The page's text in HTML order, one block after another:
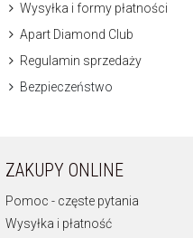
Wysyłka i formy płatności
Apart Diamond Club
Regulamin sprzedaży
Bezpieczeństwo
ZAKUPY ONLINE
Pomoc - częste pytania
Wysyłka i płatność